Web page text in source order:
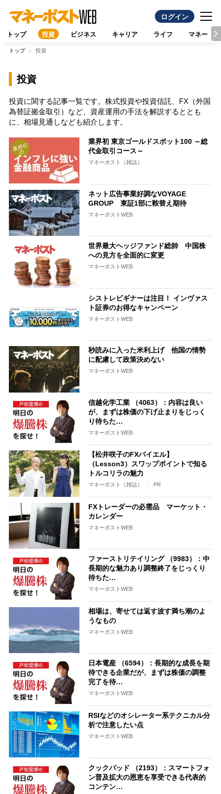
ログイン
トップ 投資 ビジネス キャリア ライフ マネー
トップ 投資
投資
投資に関する記事一覧です。株式投資や投資信託、FX（外国
為替証拠金取引）など、資産運用の手法を解説するととも
に、相場見通しなども紹介します。
業界初 東京ゴールドスポット100 ～総
代金取引コース～
マネーポスト（雑誌）
ネット広告事業好調なVOYAGE
GROUP 東証1部に鞍替え期待
マネーポストWEB
世界最大ヘッジファンド総帥 中国株
への見方を全面的に変更
マネーポストWEB
シストレビギナーは注目！ インヴァス
ト証券のお得なキャンペーン
マネーポストWEB
秒読みに入った米利上げ 他国の情勢
に配慮して政策決めない
マネーポストWEB
信越化学工業 （4063）：内容は良い
が、まずは株価の下げ止まりをじっく
り待ちた…
マネーポストWEB
【松井咲子のFXバイエル】
（Lesson3）スワップポイントで知る
トルコリラの魅力
マネーポスト（雑誌） PR
FXトレーダーの必需品 マーケット・
カレンダー
マネーポストWEB
ファーストリテイリング （9983）：中
長期的な魅力あり調整終了をじっくり
待ちた…
マネーポストWEB
相場は、寄せては返す波す満ち潮のよ
うなもの
マネーポストWEB
日本電産 （6594）：長期的な成長を期
待できる企業だが、まずは株価の調整
完了を待…
マネーポストWEB
RSIなどのオシレーター系テクニカル分
析で注意したい点
マネーポストWEB
クックパッド （2193）：スマートフォ
ン普及拡大の恩恵を享受できる代表的
コンテン…